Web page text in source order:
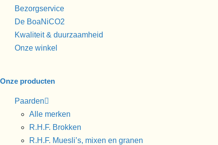
Bezorgservice
De BoaNiCO2
Kwaliteit & duurzaamheid
Onze winkel
Onze producten
Paarden
Alle merken
R.H.F. Brokken
R.H.F. Muesli’s, mixen en granen